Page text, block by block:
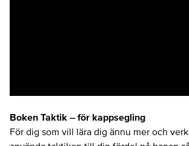
Boken Taktik – för kappsegling
För dig som vill lära dig ännu mer och